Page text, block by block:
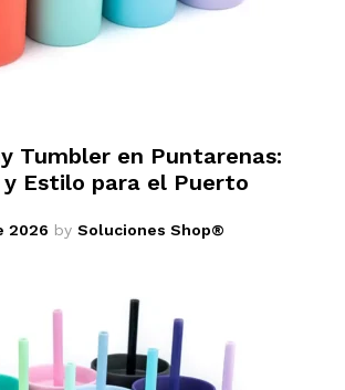
Tumbler en Puntarenas:
y Estilo para el Puerto
2026 by Soluciones Shop®